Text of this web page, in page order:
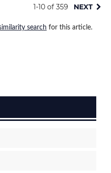
1-10 of 359 NEXT
search for this article.